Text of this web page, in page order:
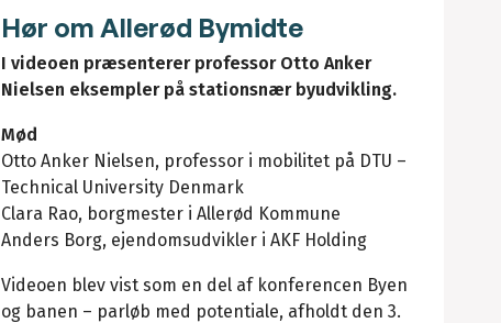
Hør om Allerød Bymidte
I videoen præsenterer professor Otto Anker
Nielsen eksempler på stationsnær byudvikling.
Mød
Otto Anker Nielsen, professor i mobilitet på DTU –
Technical University Denmark
Clara Rao, borgmester i Allerød Kommune
Anders Borg, ejendomsudvikler i AKF Holding
Videoen blev vist som en del af konferencen Byen
og banen – parløb med potentiale, afholdt den 3.